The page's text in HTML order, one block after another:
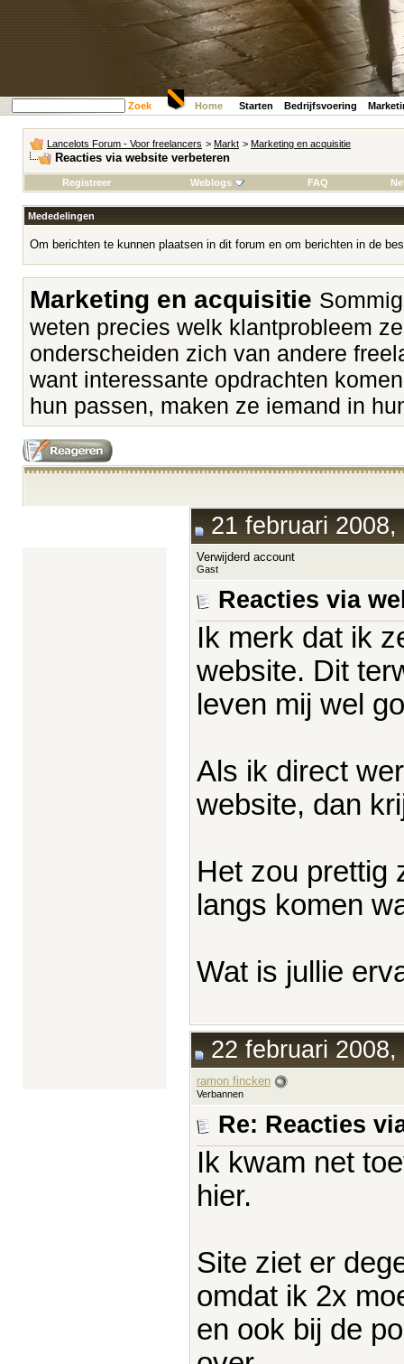
Zoek Home Starten Bedrijfsvoering
Lancelots Forum - Voor freelancers > Markt > Marketing en acquisitie
Reacties via website verbeteren
Registreer Weblogs FAQ
Mededelingen
Om berichten te kunnen plaatsen in dit forum en om berichten in de
Marketing en acquisitie
weten precies welk klantprobleem
onderscheiden zich van andere
want interessante opdrachten
hun passen, maken ze iemand in
21 februari 2008,
Verwijderd account
Gast
Reacties via
Ik merk dat ik
website. Dit
leven mij wel
Als ik direct
website, dan
Het zou prettig
langs komen
Wat is jullie
22 februari 2008,
ramon fincken
Verbannen
Re: Reacties
Ik kwam net
hier.
Site ziet er
omdat ik 2x
en ook bij de